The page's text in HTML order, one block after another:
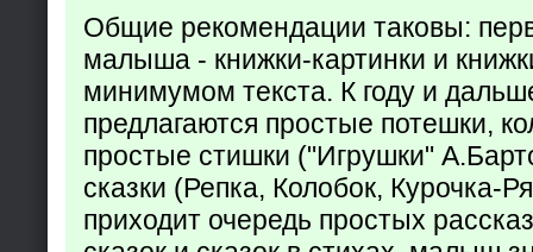
Общие рекомендации таковы:
малыша - книжки-картинки и
минимумом текста. К году и
предлагаются простые потешки,
простые стишки ("Игрушки"
сказки (Репка, Колобок, Курочка-
приходит очередь простых